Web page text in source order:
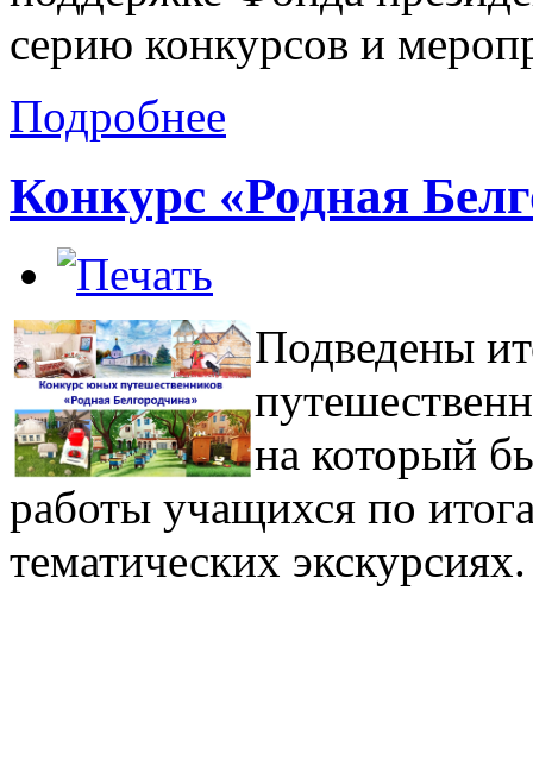
серию конкурсов и
Подробнее
Конкурс «Родная
Подведены
на который
работы учащихся по
тематических экскурсиях.